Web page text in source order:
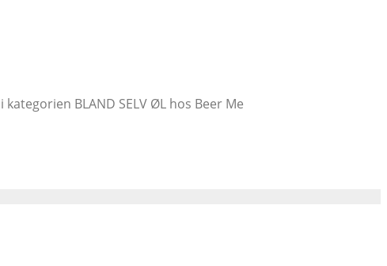
BLAND SELV ØL hos Beer Me